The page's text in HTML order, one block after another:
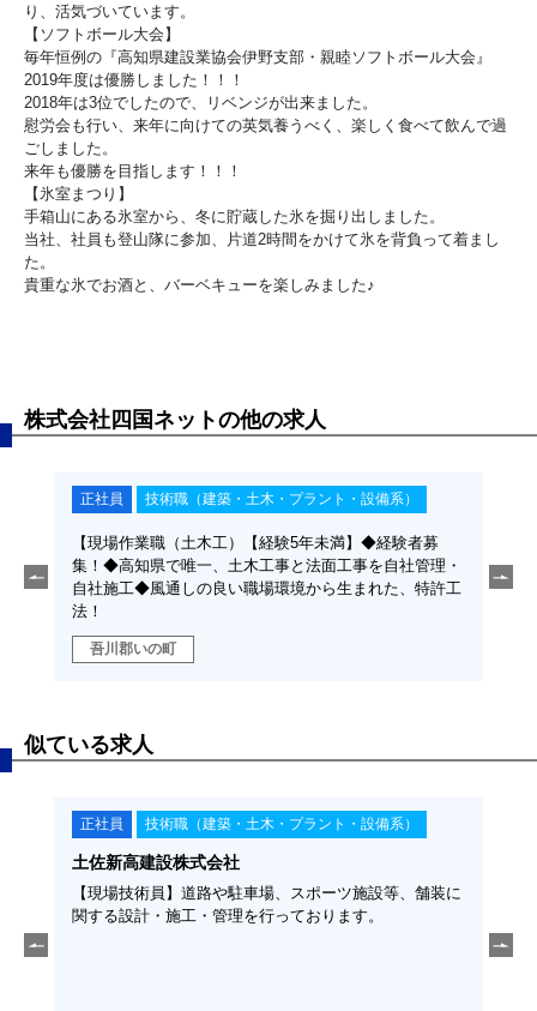
り、活気づいています。
【ソフトボール大会】
毎年恒例の『高知県建設業協会伊野支部・親睦ソフトボール大会』
2019年度は優勝しました！！！
2018年は3位でしたので、リベンジが出来ました。
慰労会も行い、来年に向けての英気養うべく、楽しく食べて飲んで過
ごしました。
来年も優勝を目指します！！！
【氷室まつり】
手箱山にある氷室から、冬に貯蔵した氷を掘り出しました。
当社、社員も登山隊に参加、片道2時間をかけて氷を背負って着まし
た。
貴重な氷でお酒と、バーベキューを楽しみました♪
株式会社四国ネットの他の求人
・
工
正社員 技術職（建築・土木・プラント・設備系）
【現場作業職（土木工）【経験5年未満】◆経験者募
集！◆高知県で唯一、土木工事と法面工事を自社管理・
自社施工◆風通しの良い職場環境から生まれた、特許工
法！
吾川郡いの町
事と
似ている求人
こ
！
正社員 技術職（建築・土木・プラント・設備系）
土佐新高建設株式会社
【現場技術員】道路や駐車場、スポーツ施設等、舗装に
関する設計・施工・管理を行っております。
勤可
ラの